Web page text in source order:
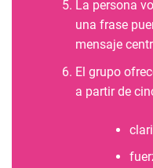
La persona
una frase
mensaje
El grupo
a partir de